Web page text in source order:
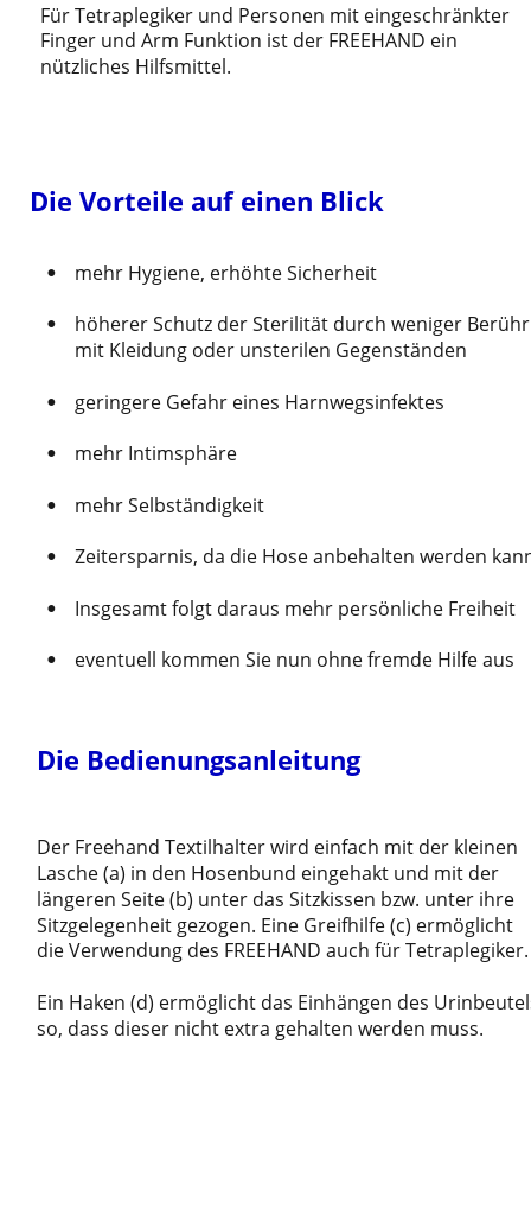
Für Tetraplegiker und Personen mit eingeschränkter
Finger und Arm Funktion ist der FREEHAND ein
nützliches Hilfsmittel.
Die Vorteile auf einen Blick
• mehr Hygiene, erhöhte Sicherheit
•
höherer Schutz der Sterilität durch weniger
mit Kleidung oder unsterilen Gegenständen
• geringere Gefahr eines Harnwegsinfektes
• mehr Intimsphäre
• mehr Selbständigkeit
• Zeitersparnis, da die Hose anbehalten werden
• Insgesamt folgt daraus mehr persönliche Freiheit
• eventuell kommen Sie nun ohne fremde Hilfe aus
Die Bedienungsanleitung
Der Freehand Textilhalter wird einfach mit der kleinen
Lasche (a) in den Hosenbund eingehakt und mit der
längeren Seite (b) unter das Sitzkissen bzw. unter ihre
Sitzgelegenheit gezogen. Eine Greifhilfe (c) ermöglicht
die Verwendung des FREEHAND auch für Tetraplegiker.
Ein Haken (d) ermöglicht das Einhängen des
so, dass dieser nicht extra gehalten werden muss.